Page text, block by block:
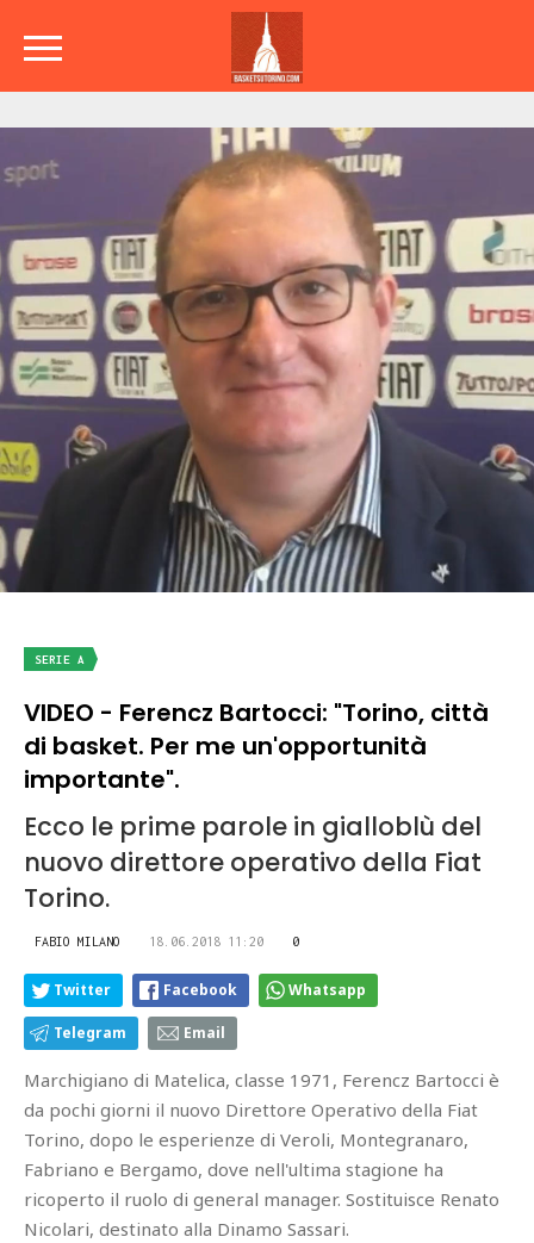
SERIE A
VIDEO - Ferencz Bartocci: "Torino, città
di basket. Per me un'opportunità
importante".
Ecco le prime parole in gialloblù del
nuovo direttore operativo della Fiat
Torino.
FABIO MILANO 18.06.2018 11:20 0
Twitter Facebook Whatsapp
Telegram Email
Marchigiano di Matelica, classe 1971, Ferencz Bartocci è
da pochi giorni il nuovo Direttore Operativo della Fiat
Torino, dopo le esperienze di Veroli, Montegranaro,
Fabriano e Bergamo, dove nell'ultima stagione ha
ricoperto il ruolo di general manager. Sostituisce Renato
Nicolari, destinato alla Dinamo Sassari.